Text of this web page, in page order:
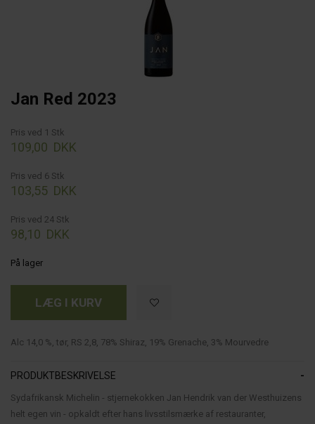
Jan Red 2023
Pris ved 1 Stk
109,00 DKK
Pris ved 6 Stk
103,55 DKK
Pris ved 24 Stk
98,10 DKK
På lager
Alc 14,0 %, tør, RS 2,8, 78% Shiraz, 19% Grenache, 3% Mourvedre
PRODUKTBESKRIVELSE
Sydafrikansk Michelin - stjernekokken Jan Hendrik van der Westhuizens
helt egen vin - opkaldt efter hans livsstilsmærke af restauranter,